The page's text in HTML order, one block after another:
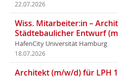
22.07.2026
Wiss. Mitarbeiter:in –
Städtebaulicher Entwurf
HafenCity Universität Hamburg
18.07.2026
Architekt (m/w/d) für LPH